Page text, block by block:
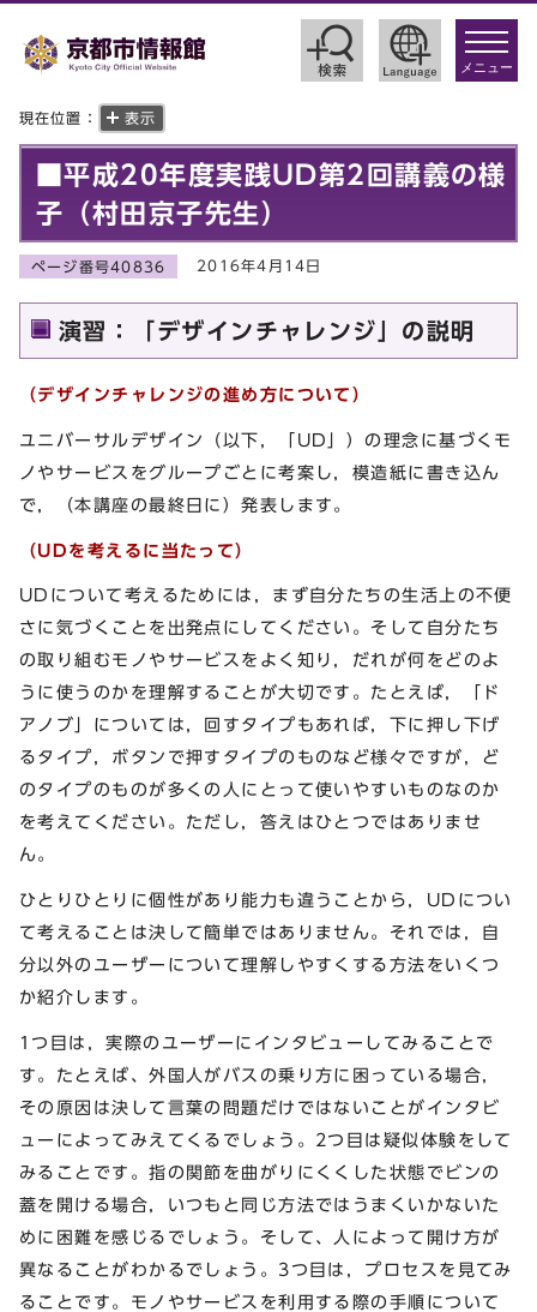
toggle
メニュー
現在位置： 表示
■平成20年度実践UD第2回講義の様
子（村田京子先生）
ページ番号40836 2016年4月14日
演習：「デザインチャレンジ」の説明
（デザインチャレンジの進め方について）
ユニバーサルデザイン（以下，「UD」）の理念に基づくモ
ノやサービスをグループごとに考案し，模造紙に書き込ん
で，（本講座の最終日に）発表します。
（UDを考えるに当たって）
UDについて考えるためには，まず自分たちの生活上の不便
さに気づくことを出発点にしてください。そして自分たち
の取り組むモノやサービスをよく知り，だれが何をどのよ
うに使うのかを理解することが大切です。たとえば，「ド
アノブ」については，回すタイプもあれば，下に押し下げ
るタイプ，ボタンで押すタイプのものなど様々ですが，ど
のタイプのものが多くの人にとって使いやすいものなのか
を考えてください。ただし，答えはひとつではありませ
ん。
ひとりひとりに個性があり能力も違うことから，UDについ
て考えることは決して簡単ではありません。それでは，自
分以外のユーザーについて理解しやすくする方法をいくつ
か紹介します。
1つ目は，実際のユーザーにインタビューしてみることで
す。たとえば、外国人がバスの乗り方に困っている場合，
その原因は決して言葉の問題だけではないことがインタビ
ューによってみえてくるでしょう。2つ目は疑似体験をして
みることです。指の関節を曲がりにくくした状態でビンの
蓋を開ける場合，いつもと同じ方法ではうまくいかないた
めに困難を感じるでしょう。そして、人によって開け方が
異なることがわかるでしょう。3つ目は，プロセスを見てみ
ることです。モノやサービスを利用する際の手順について